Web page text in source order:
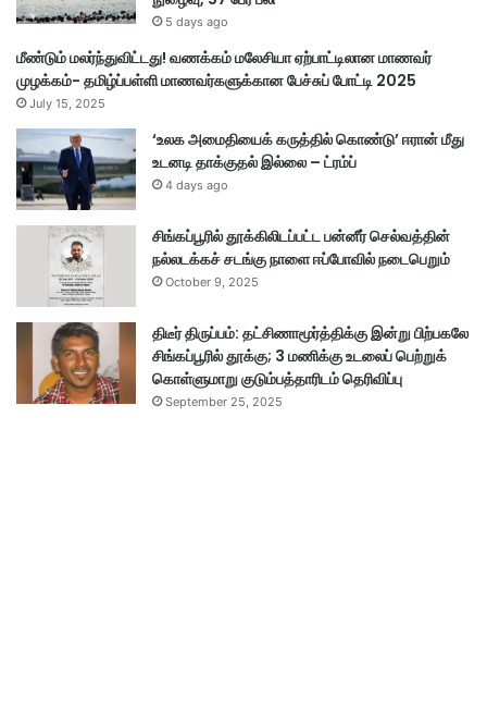
5 days ago
மீண்டும் மலர்ந்துவிட்டது! வணக்கம் மலேசியா ஏற்பாட்டிலான மாணவர்
முழக்கம்- தமிழ்ப்பள்ளி மாணவர்களுக்கான பேச்சுப் போட்டி 2025
July 15, 2025
‘உலக அமைதியைக் கருத்தில் கொண்டு’ ஈரான் மீது
உடனடி தாக்குதல் இல்லை – ட்ரம்ப்
4 days ago
சிங்கப்பூரில் தூக்கிலிடப்பட்ட பன்னீர் செல்வத்தின்
நல்லடக்கச் சடங்கு நாளை ஈப்போவில் நடைபெறும்
October 9, 2025
திடீர் திருப்பம்: தட்சிணாமூர்த்திக்கு இன்று பிற்பகலே
சிங்கப்பூரில் தூக்கு; 3 மணிக்கு உடலைப் பெற்றுக்
கொள்ளுமாறு குடும்பத்தாரிடம் தெரிவிப்பு
September 25, 2025